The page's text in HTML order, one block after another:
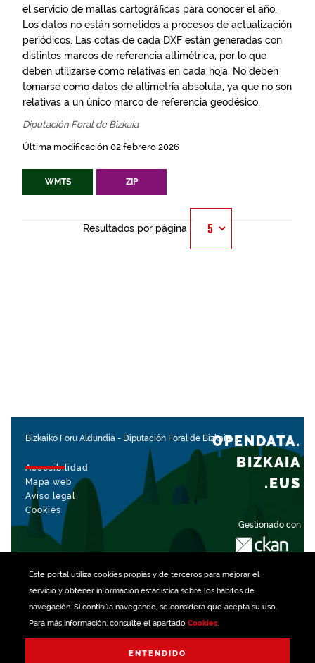
Este portal utiliza cookiespropias y de terceros para mejorar el
servicio y obtener información estadística sobre los hábitos de
navegación. Si continúa navegando, se considera que acepta su uso.
Para más información, consulte el apartado Cookies.
ENTENDIDO
el servicio de mallas cartográficas para conocer el año.
Los datos no están sometidos a procesos de actualización
periódicos. Las cotas de cada DXF están generadas con
distintos marcos de referencia altimétrica, por lo que
deben utilizarse como relativas en cada hoja. No deben
tomarse como datos de altimetría absoluta, ya que no son
relativas a un único marco de referencia geodésico.
Diputación Foral de Bizkaia
Última modificación 02 febrero 2026
WMTS ZIP
Resultados por página
Bizkaiko Foru Aldundia - Diputación Foral de Bizkaia
Accesibilidad
Mapa web
Aviso legal
Cookies
Gestionado con
OPENDATA.
BIZKAIA
.EUS